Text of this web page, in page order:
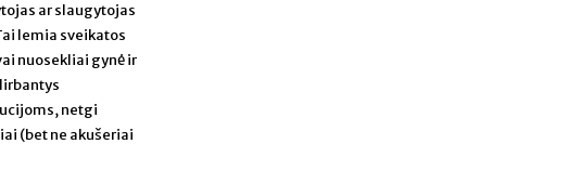
ar slaugytojas
lemia sveikatos
nuosekliai gynė ir
netgi
(bet ne akušeriai